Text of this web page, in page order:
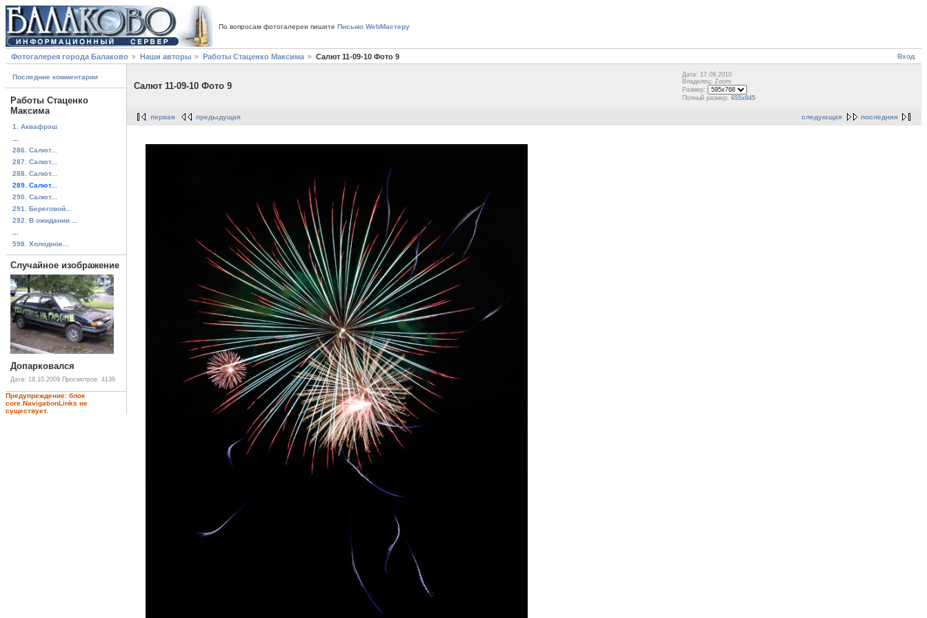
По вопросам фотогалереи пишите Письмо WebМастеру
Вход
Фотогалерея города Балаково Наши авторы Работы Стаценко Максима Салют 11-09-10 Фото 9
Последние комментарии
Работы Стаценко
Максима
1. Аквафрэш
286. Салют...
287. Салют...
288. Салют...
289. Салют...
290. Салют...
291. Береговой...
292. В ожидании ...
598. Холодное...
Случайное изображение
Допарковался
Дата: 18.10.2009 Просмотров: 4139
Предупреждение: блок
core.NavigationLinks не
существует.
Салют 11-09-10 Фото 9
Дата: 17.09.2010
Владелец: Zoom
Размер:
Полный размер: 655x845
следующая последняя
первая предыдущая